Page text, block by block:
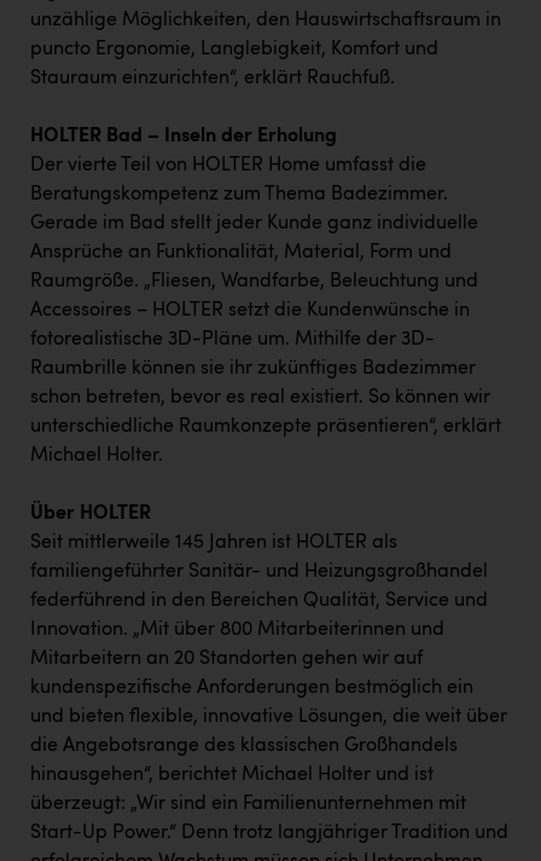
unzählige Möglichkeiten, den Hauswirtschaftsraum in
puncto Ergonomie, Langlebigkeit, Komfort und
Stauraum einzurichten“, erklärt Rauchfuß.
HOLTER Bad – Inseln der Erholung
Der vierte Teil von HOLTER Home umfasst die
Beratungskompetenz zum Thema Badezimmer.
Gerade im Bad stellt jeder Kunde ganz individuelle
Ansprüche an Funktionalität, Material, Form und
Raumgröße. „Fliesen, Wandfarbe, Beleuchtung und
Accessoires – HOLTER setzt die Kundenwünsche in
fotorealistische 3D-Pläne um. Mithilfe der 3D-
Raumbrille können sie ihr zukünftiges Badezimmer
schon betreten, bevor es real existiert. So können wir
unterschiedliche Raumkonzepte präsentieren“, erklärt
Michael Holter.
Über HOLTER
Seit mittlerweile 145 Jahren ist HOLTER als
familiengeführter Sanitär- und Heizungsgroßhandel
federführend in den Bereichen Qualität, Service und
Innovation. „Mit über 800 Mitarbeiterinnen und
Mitarbeitern an 20 Standorten gehen wir auf
kundenspezifische Anforderungen bestmöglich ein
und bieten flexible, innovative Lösungen, die weit über
die Angebotsrange des klassischen Großhandels
hinausgehen“, berichtet Michael Holter und ist
überzeugt: „Wir sind ein Familienunternehmen mit
Start-Up Power.“ Denn trotz langjähriger Tradition und